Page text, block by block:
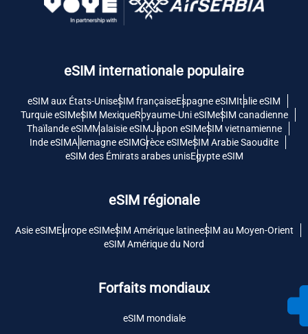
eSIM internationale populaire
eSIM aux États-UniseSIM françaiseEspagne eSIMItalie eSIM
Turquie eSIMeSIM MexiqueRoyaume-Uni eSIMeSIM canadienne
Thaïlande eSIMMalaisie eSIMJapon eSIMeSIM vietnamienne
Inde eSIMAllemagne eSIMGrèce eSIMeSIM Arabie Saoudite
eSIM des Émirats arabes unisEgypte eSIM
eSIM régionale
Asie eSIMEurope eSIMeSIM Amérique latineeSIM au Moyen-Orient
eSIM Amérique du Nord
Forfaits mondiaux
eSIM mondiale